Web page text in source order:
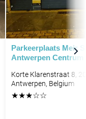
Parkeerplaats Meir
Antwerpen Centrum
Korte Klarenstraat 8,
Antwerpen, Belgium
★★★☆☆